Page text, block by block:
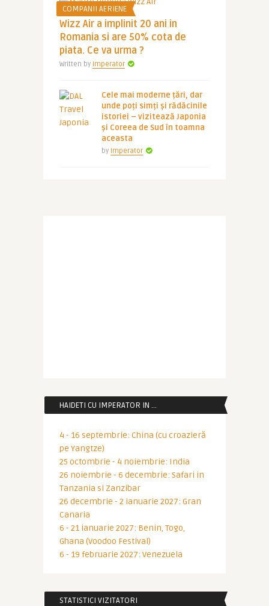
COMPANII AERIENE
Wizz Air a implinit 20 ani in
Romania si are 50% cota de
piata. Ce va urma ?
Written by Imperator
Cele mai moderne țări, dar
unde poți simți și rădăcinile
istoriei – vizitează Japonia
și Coreea de Sud în toamna
aceasta
by Imperator
HAIDETI CU IMPERATOR IN …
4 - 16 septembrie: China (cu croazieră
pe Yangtze)
25 octombrie - 4 noiembrie: India
26 noiembrie - 6 decembrie: Safari in
Tanzania si Zanzibar
26 decembrie - 2 ianuarie 2027: Gran
Canaria
6 - 21 ianuarie 2027: Benin, Togo,
Ghana (Voodoo Festival)
6 - 19 februarie 2027: Venezuela
STATISTICI VIZITATORI